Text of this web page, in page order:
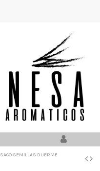
SACO SEMILLAS DUERME